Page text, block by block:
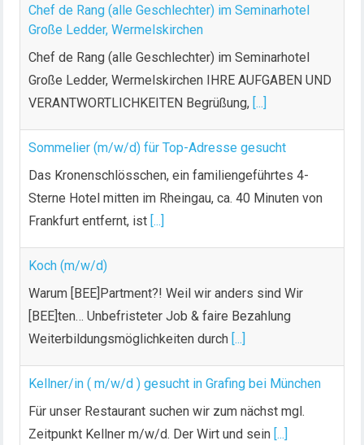
Chef de Rang (alle Geschlechter) im Seminarhotel
Große Ledder, Wermelskirchen
Chef de Rang (alle Geschlechter) im Seminarhotel
Große Ledder, Wermelskirchen IHRE AUFGABEN UND
VERANTWORTLICHKEITEN Begrüßung, [...]
Sommelier (m/w/d) für Top-Adresse gesucht
Das Kronenschlösschen, ein familiengeführtes 4-
Sterne Hotel mitten im Rheingau, ca. 40 Minuten von
Frankfurt entfernt, ist [...]
Koch (m/w/d)
Warum [BEE]Partment?! Weil wir anders sind Wir
[BEE]ten… Unbefristeter Job & faire Bezahlung
Weiterbildungsmöglichkeiten durch [...]
Kellner/in ( m/w/d ) gesucht in Grafing bei München
Für unser Restaurant suchen wir zum nächst mgl.
Zeitpunkt Kellner m/w/d. Der Wirt und sein [...]